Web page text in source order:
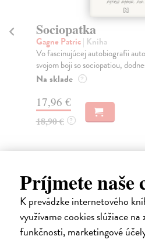
Príjmete naše
K prevádzke internetového
využívame cookies slúžiace
funkčnosti, marketingové
Sociopatka
Gagne Patric| Kniha
Vo fascinujúcej autobiografii
svojom boji so sociopatiou,
Na sklade ?
17,96 €
18,90 € ?
Ďalšie z